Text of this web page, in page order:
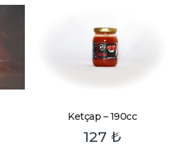
Ketçap – 190cc
127 ₺